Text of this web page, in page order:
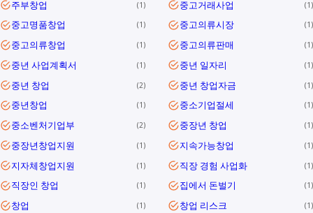
주부창업 1 중고거래사업 1
중고명품창업 1 중고의류시장 1
중고의류창업 1 중고의류판매 1
중년 사업계획서 1 중년 일자리 1
중년 창업 2 중년 창업자금 1
중년창업 1 중소기업절세 1
중소벤처기업부 2 중장년 창업 1
중장년창업지원 1 지속가능창업 1
지자체창업지원 1 직장 경험 사업화 1
직장인 창업 1 집에서 돈벌기 1
창업 1 창업 리스크 1